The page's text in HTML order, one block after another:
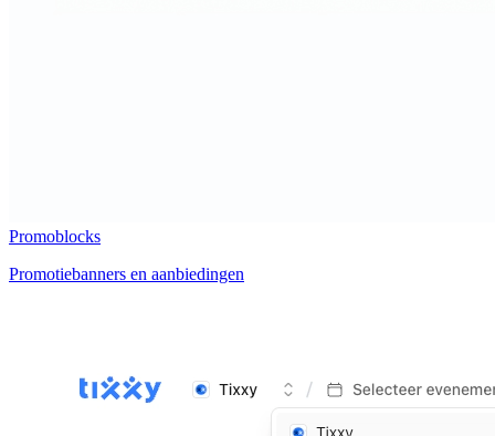
Promoblocks
Promotiebanners en aanbiedingen